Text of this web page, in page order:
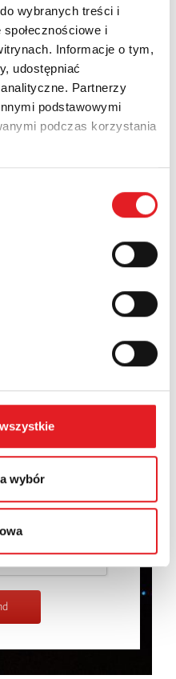
wybranych treści i
i
Informacje o tym,
udostępniać
Partnerzy
podstawowymi
podczas korzystania
wybór
of my personal data by
Policy*
*